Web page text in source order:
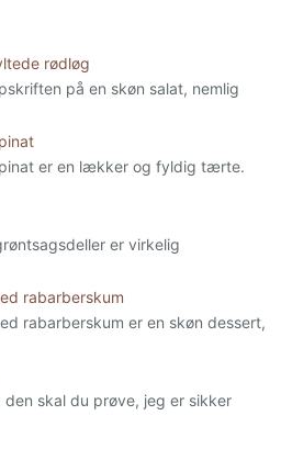
rødløg
på en skøn salat, nemlig
er en lækker og fyldig tærte.
er virkelig
rabarberskum
rabarberskum er en skøn dessert,
den skal du prøve, jeg er sikker